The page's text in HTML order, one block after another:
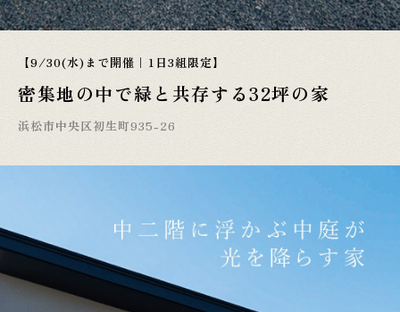
【9/30(水)まで開催｜1日3組限定】
密集地の中で緑と共存する32坪の家
浜松市中央区初生町935-26